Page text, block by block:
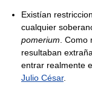
Existían
cualquier
pomerium .
resultaban
entrar realmente
Julio César.